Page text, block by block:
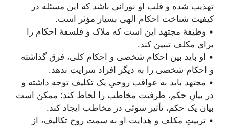
تهذیب شده و قلب او نورانی باشد که این مسئله در
کیفیت شناخت احکام الهی بسیار مؤثر است.
• وظیفۀ مجتهد این است که ملاک و فلسفۀ احکام را
برای مکلف تبیین کند.
• او باید بین احکام شخصی و احکام کلی، فرق گذاشته
و احکام شخصی را به دیگر افراد سرایت ندهد.
• مجتهد باید به عواقب روحیِ یک تکلیف توجه داشته و
در بیانِ حکم، ظرفیت مخاطب را لحاظ کند؛ ممکن است
بیان یک حکم، تأثیر سوئی در مخاطب ایجاد کند.
• تربیتِ مکلف و هدایت او به سمت روحِ تکالیف، از